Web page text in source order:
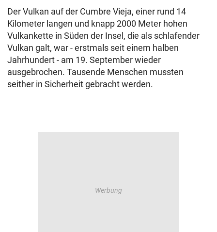
Der Vulkan auf der Cumbre Vieja, einer rund 14
Kilometer langen und knapp 2000 Meter hohen
Vulkankette in Süden der Insel, die als schlafender
Vulkan galt, war - erstmals seit einem halben
Jahrhundert - am 19. September wieder
ausgebrochen. Tausende Menschen mussten
seither in Sicherheit gebracht werden.